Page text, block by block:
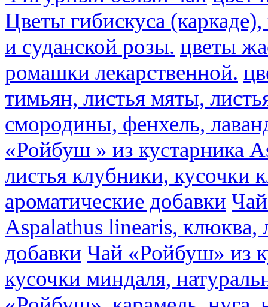
Цветы гибискуса
и суданской розы. цветы
ромашки лекарственной.
тимьян, листья мяты,
смородины, фенхель,
«Ройбуш » из кустарника
листья клубники, кусочки
ароматические добавки
Aspalathus linearis, клюква,
добавки Чай «Ройбуш» из
кусочки миндаля,